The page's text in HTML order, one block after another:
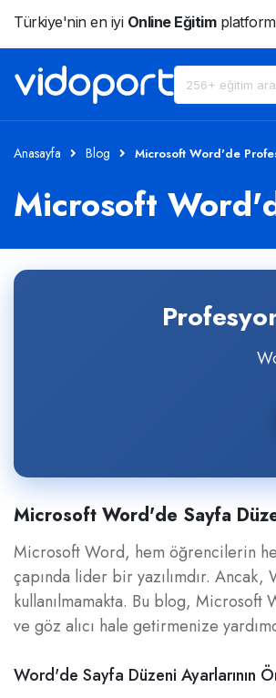
Türkiye'nin en iyi Online Eğitim
Anasayfa Blog Microsoft Word'de
Microsoft
Microsoft Word'de Sayfa
Microsoft Word, hem öğrencilerin
çapında lider bir yazılımdır. Ancak,
kullanılmamakta. Bu blog,
ve göz alıcı hale getirmenize
Word'de Sayfa Düzeni Ayarlarının